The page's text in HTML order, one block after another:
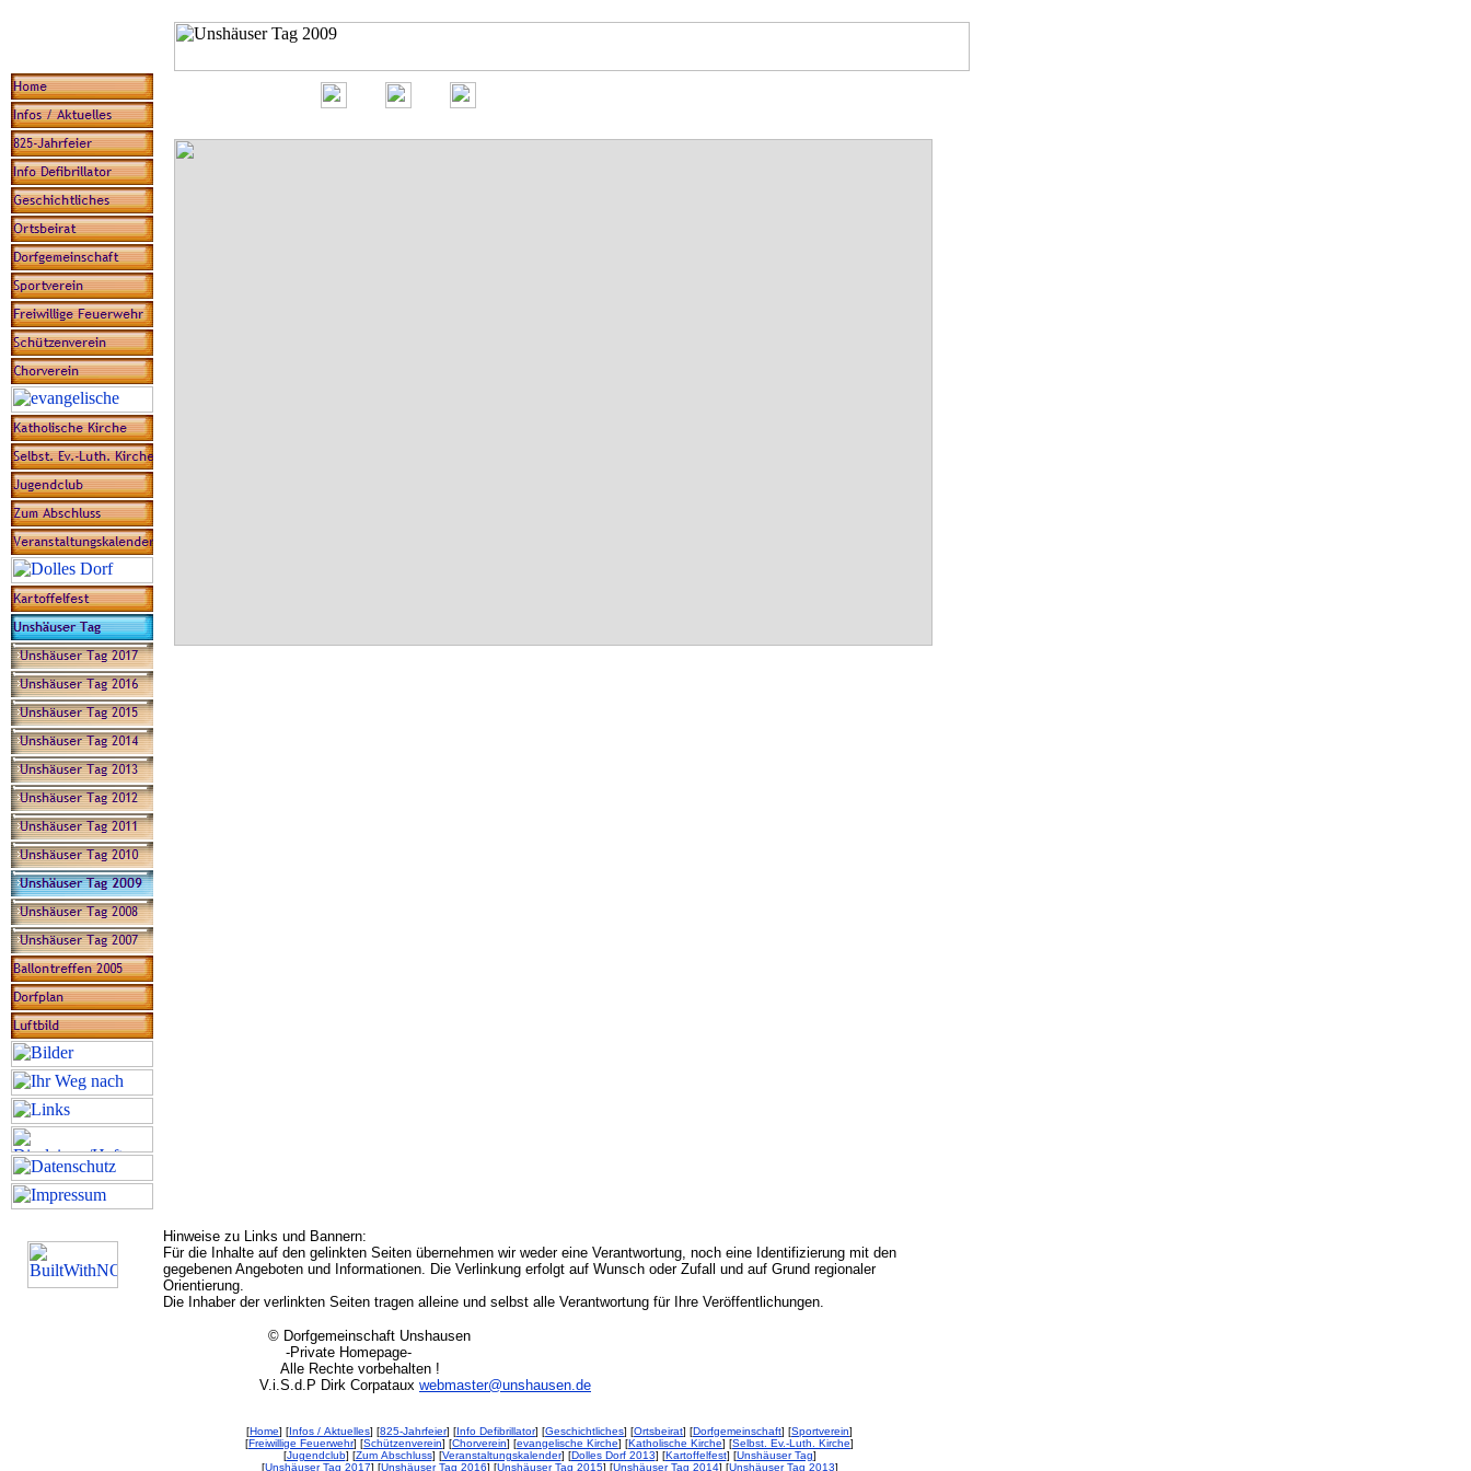
Hinweise zu Links und Bannern:
Für die Inhalte auf den gelinkten Seiten übernehmen wir weder eine Verantwortung, noch eine Identifizierung mit den
gegebenen Angeboten und Informationen. Die Verlinkung erfolgt auf Wunsch oder Zufall und auf Grund regionaler
Orientierung.
Die Inhaber der verlinkten Seiten tragen alleine und selbst alle Verantwortung für Ihre Veröffentlichungen.
© Dorfgemeinschaft Unshausen
-Private Homepage-
Alle Rechte vorbehalten !
V.i.S.d.P Dirk Corpataux webmaster@unshausen.de
[Home] [Infos / Aktuelles] [825-Jahrfeier] [Info Defibrillator] [Geschichtliches] [Ortsbeirat] [Dorfgemeinschaft] [Sportverein]
[Freiwillige Feuerwehr] [Schützenverein] [Chorverein] [evangelische Kirche] [Katholische Kirche] [Selbst. Ev.-Luth. Kirche]
[Jugendclub] [Zum Abschluss] [Veranstaltungskalender] [Dolles Dorf 2013] [Kartoffelfest] [Unshäuser Tag]
[Unshäuser Tag 2017] [Unshäuser Tag 2016] [Unshäuser Tag 2015] [Unshäuser Tag 2014] [Unshäuser Tag 2013]